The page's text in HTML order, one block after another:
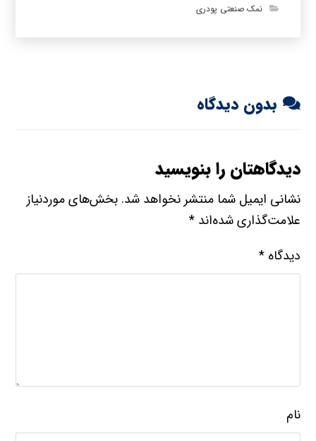
نمک صنعتی پودری
بدون دیدگاه
دیدگاهتان را بنویسید
نشانی ایمیل شما منتشر نخواهد شد. بخش‌های موردنیاز
علامت‌گذاری شده‌اند*
دیدگاه*
نام